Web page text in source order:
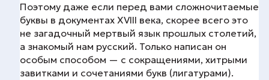
Поэтому даже если перед вами сложночитаемые
буквы в документах XVIII века, скорее всего это
не загадочный мертвый язык прошлых столетий,
а знакомый нам русский. Только написан он
особым способом — с сокращениями, хитрыми
завитками и сочетаниями букв (лигатурами).